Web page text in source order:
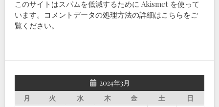
このサイトはスパムを低減するために Akismet を使って
います。 コメントデータの処理方法の詳細はこちらをご
覧ください。
2024年3月
月
火 水 木 金 土
日